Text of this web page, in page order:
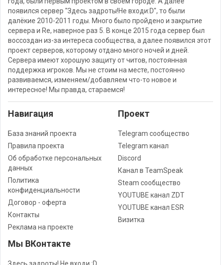
появился сервер "Здесь задроты!Не входи:D", то были
далёкие 2010-2011 годы. Много было пройдено и закрытие
сервера и Re, наверное раз 5. В конце 2015 года сервер был
воссоздан из-за интереса сообщества, а далее появился этот
проект серверов, которому отдано много ночей и дней.
Сервера имеют хорошую защиту от читов, постоянная
поддержка игроков. Мы не стоим на месте, постоянно
развиваемся, изменяем/добавляем что-то новое и
интересное! Мы правда, стараемся!
Навигация
База знаний проекта
Правила проекта
Об обработке персональных
данных
Политика
конфиденциальности
Договор - оферта
Контакты
Реклама на проекте
Проект
Telegram сообщество
Telegram канал
Discord
Канал в TeamSpeak
Steam сообщество
YOUTUBE канал ZDT
YOUTUBE канал ESR
Визитка
Мы ВКонтакте